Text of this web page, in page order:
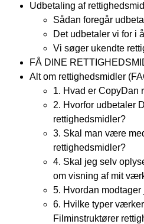
Udbetaling af
Sådan foregår
Det udbetaler vi for i
Vi søger ukendte
FÅ DINE
Alt om rettighedsmidler
1. Hvad er CopyDan
2. Hvorfor udbetaler
rettighedsmidler?
3. Skal man være
rettighedsmidler?
4. Skal jeg selv
om visning af mit
5. Hvordan
6. Hvilke typer
Filminstruktører